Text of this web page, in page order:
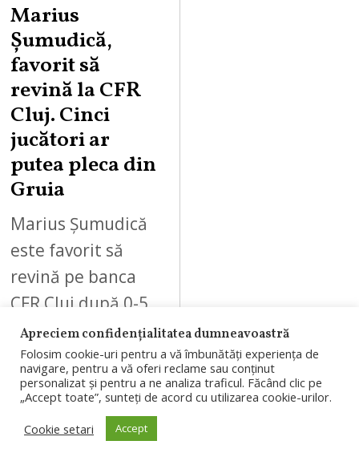
Marius
Șumudică,
favorit să
revină la CFR
Cluj. Cinci
jucători ar
putea pleca din
Gruia
Marius Șumudică
este favorit să
revină pe banca
CFR Cluj după 0-5
cu Tromso.
Conducerea ar
căuta și soluții
pentru plecarea
a…
Apreciem confidențialitatea dumneavoastră
Folosim cookie-uri pentru a vă îmbunătăți experiența de
navigare, pentru a vă oferi reclame sau conținut
personalizat și pentru a ne analiza traficul. Făcând clic pe
„Accept toate”, sunteți de acord cu utilizarea cookie-urilor.
Cookie setari
Accept